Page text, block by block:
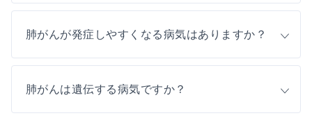
肺がんが発症しやすくなる病気はありますか？
肺がんは遺伝する病気ですか？